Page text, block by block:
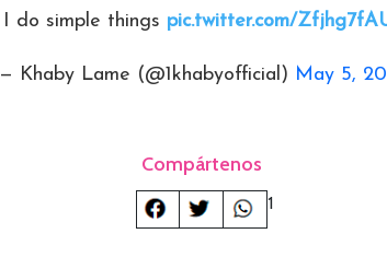
I do simple things pic.twitter.com/
— Khaby Lame (@1khabyofficial) May 5,
Compártenos
1